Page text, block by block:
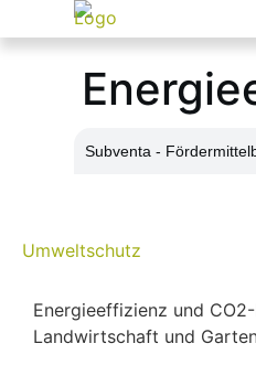
Subventa ‐
Umweltschutz
Energieeffizienz und
Landwirtschaft und